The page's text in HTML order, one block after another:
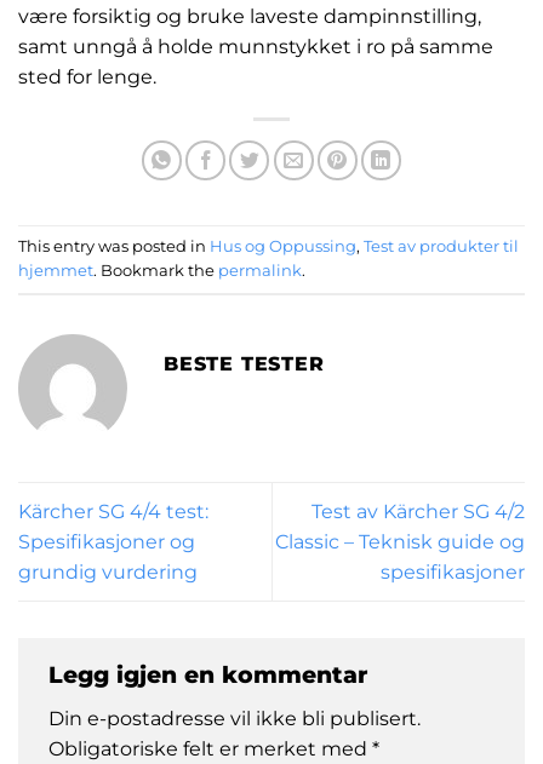
være forsiktig og bruke laveste dampinnstilling,
samt unngå å holde munnstykket i ro på samme
sted for lenge.
This entry was posted in Hus og Oppussing, Test av produkter til
hjemmet. Bookmark the permalink.
BESTE TESTER
Kärcher SG 4/4 test:
Spesifikasjoner og
grundig vurdering
Test av Kärcher SG 4/2
Classic – Teknisk guide og
spesifikasjoner
Legg igjen en kommentar
Din e-postadresse vil ikke bli publisert.
Obligatoriske felt er merket med *